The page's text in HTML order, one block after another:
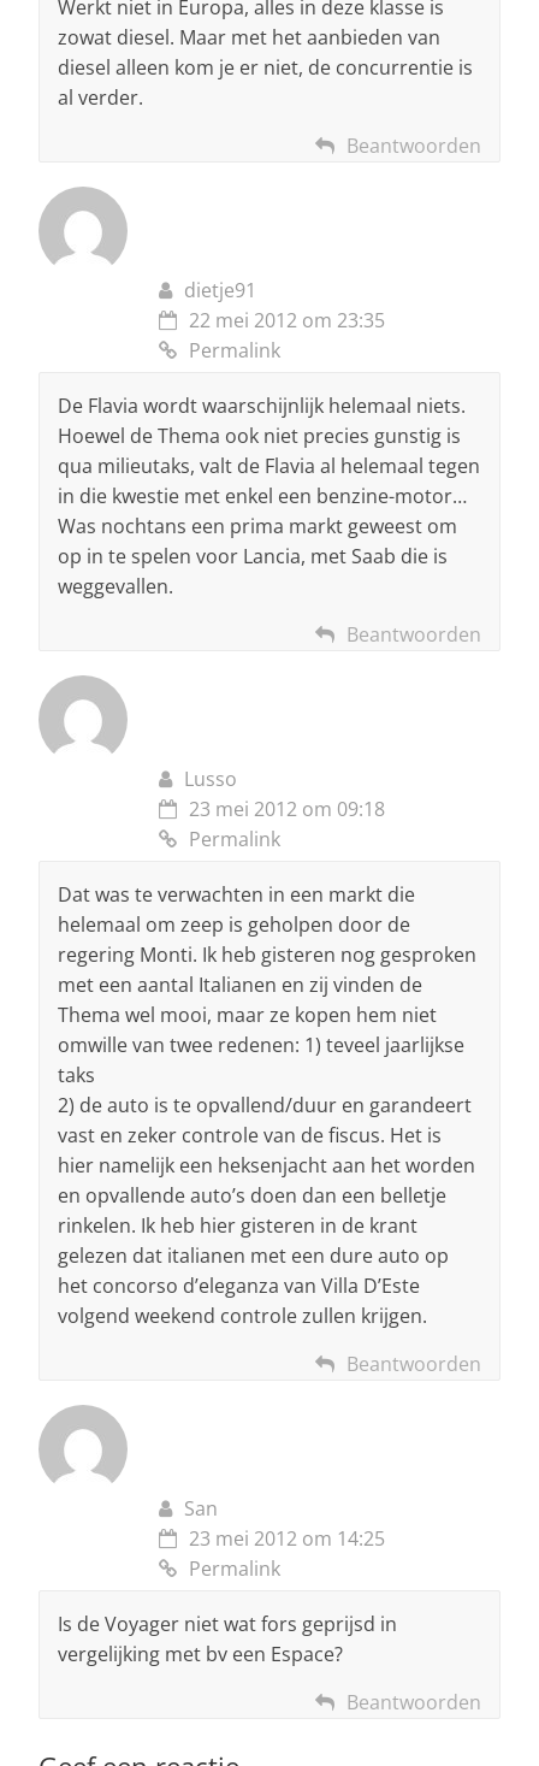
Werkt niet in Europa, alles in deze klasse is
zowat diesel. Maar met het aanbieden van
diesel alleen kom je er niet, de concurrentie is
al verder.
Beantwoorden
dietje91
22 mei 2012 om 23:35
Permalink
De Flavia wordt waarschijnlijk helemaal niets.
Hoewel de Thema ook niet precies gunstig is
qua milieutaks, valt de Flavia al helemaal tegen
in die kwestie met enkel een benzine-motor…
Was nochtans een prima markt geweest om
op in te spelen voor Lancia, met Saab die is
weggevallen.
Beantwoorden
Lusso
23 mei 2012 om 09:18
Permalink
Dat was te verwachten in een markt die
helemaal om zeep is geholpen door de
regering Monti. Ik heb gisteren nog gesproken
met een aantal Italianen en zij vinden de
Thema wel mooi, maar ze kopen hem niet
omwille van twee redenen: 1) teveel jaarlijkse
taks
2) de auto is te opvallend/duur en garandeert
vast en zeker controle van de fiscus. Het is
hier namelijk een heksenjacht aan het worden
en opvallende auto’s doen dan een belletje
rinkelen. Ik heb hier gisteren in de krant
gelezen dat italianen met een dure auto op
het concorso d’eleganza van Villa D’Este
volgend weekend controle zullen krijgen.
Beantwoorden
San
23 mei 2012 om 14:25
Permalink
Is de Voyager niet wat fors geprijsd in
vergelijking met bv een Espace?
Beantwoorden